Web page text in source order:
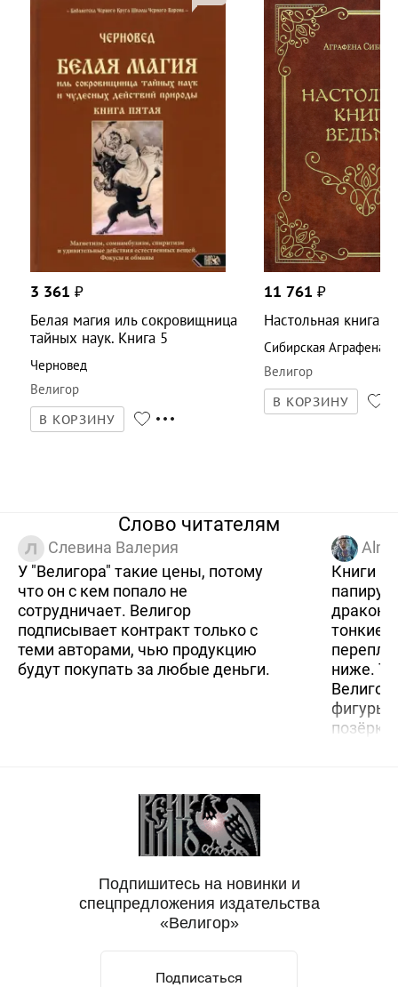
Белая магия иль сокровищница
тайных наук. Книга 5
Черновед
Велигор
3 361 ₽
В КОРЗИНУ
Настольная книга
Сибирская Аграфена
Велигор
11 761 ₽
В КОРЗИНУ
Слово читателям
Слевина Валерия
У "Велигора" такие цены, потому
что он с кем попало не
сотрудничает. Велигор
подписывает контракт только с
теми авторами, чью продукцию
будут покупать за любые деньги.
Книги
тонкие
ниже.
фигуры
Подпишитесь на новинки и
спецпредложения издательства
«Велигор»
Подписаться